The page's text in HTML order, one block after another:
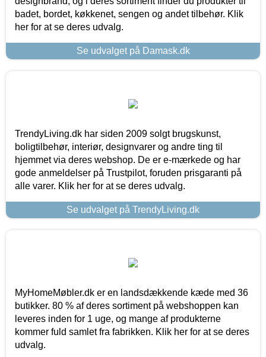
badet, bordet, køkkenet, sengen og andet tilbehør. Klik
her for at se deres udvalg.
Se udvalget på Damask.dk
TrendyLiving.dk har siden 2009 solgt brugskunst,
boligtilbehør, interiør, designvarer og andre ting til
hjemmet via deres webshop. De er e-mærkede og har
gode anmeldelser på Trustpilot, foruden prisgaranti på
alle varer. Klik her for at se deres udvalg.
Se udvalget på TrendyLiving.dk
MyHomeMøbler.dk er en landsdækkende kæde med 36
butikker. 80 % af deres sortiment på webshoppen kan
leveres inden for 1 uge, og mange af produkterne
kommer fuld samlet fra fabrikken. Klik her for at se deres
udvalg.